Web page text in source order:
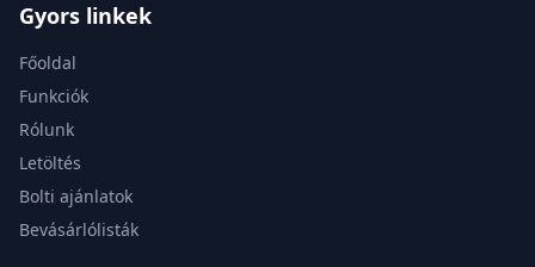
Gyors linkek
Főoldal
Funkciók
Rólunk
Letöltés
Bolti ajánlatok
Bevásárlólisták